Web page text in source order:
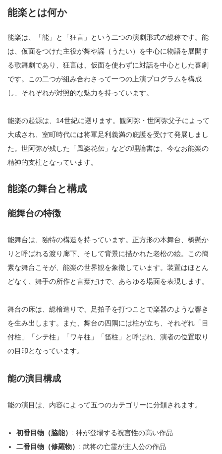
能楽とは何か
能楽は、「能」と「狂言」という二つの演劇形式の総称です。能
は、仮面をつけた主役が舞や謡（うたい）を中心に物語を展開す
る歌舞劇であり、狂言は、仮面を使わずに対話を中心とした喜劇
です。この二つが組み合わさって一つの上演プログラムを構成
し、それぞれが対照的な魅力を持っています。
能楽の起源は、14世紀に遡ります。観阿弥・世阿弥父子によって
大成され、室町時代には将軍足利義満の庇護を受けて発展しまし
た。世阿弥が残した「風姿花伝」などの理論書は、今なお能楽の
精神的支柱となっています。
能楽の舞台と構成
能舞台の特徴
能舞台は、独特の構造を持っています。正方形の本舞台、橋懸か
りと呼ばれる渡り廊下、そして背景に描かれた老松の絵。この簡
素な舞台こそが、能楽の世界観を象徴しています。装置はほとん
どなく、舞手の所作と言葉だけで、あらゆる場面を表現します。
舞台の床は、総檜造りで、足拍子を打つことで楽器のような響き
を生み出します。また、舞台の四隅には柱が立ち、それぞれ「目
付柱」「シテ柱」「ワキ柱」「笛柱」と呼ばれ、演者の位置取り
の目印となっています。
能の演目構成
能の演目は、内容によって五つのカテゴリーに分類されます。
初番目物（脇能） : 神が登場する祝言性の高い作品
二番目物（修羅物） : 武将の亡霊が主人公の作品